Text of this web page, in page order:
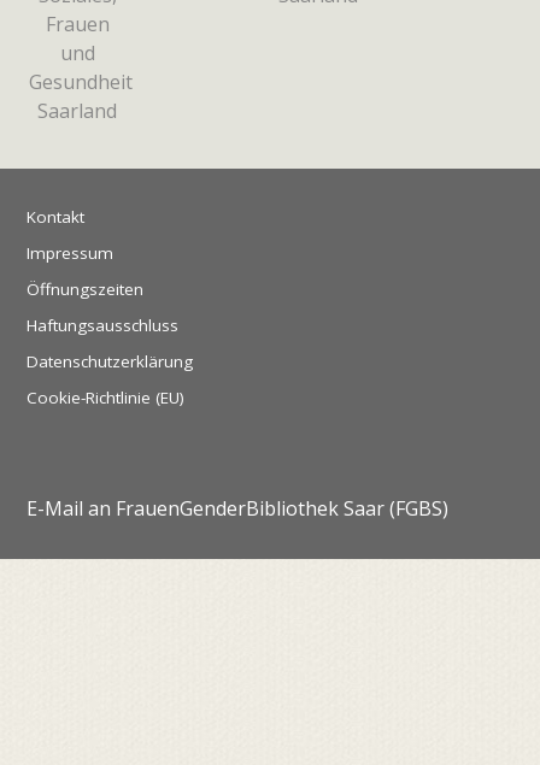
Kontakt
Impressum
Öffnungszeiten
Haftungsausschluss
Datenschutzerklärung
Cookie-Richtlinie (EU)
E-Mail an FrauenGenderBibliothek Saar (FGBS)